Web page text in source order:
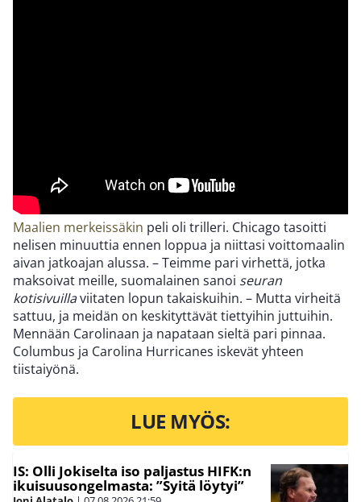
Maalien merkeissäkin peli oli trilleri. Chicago tasoitti
nelisen minuuttia ennen loppua ja niittasi voittomaalin
aivan jatkoajan alussa. – Teimme pari virhettä, jotka
maksoivat meille, suomalainen sanoi seuran
kotisivuillaviitaten lopun takaiskuihin. – Mutta virheitä
sattuu, ja meidän on keskityttävät tiettyihin juttuihin.
Mennään Carolinaan ja napataan sieltä pari pinnaa.
Columbus ja Carolina Hurricanes iskevät yhteen
tiistaiyönä.
LUE MYÖS:
IS: Olli Jokiselta iso paljastus HIFK:n
ikuisuusongelmasta: ”Syitä löytyi”